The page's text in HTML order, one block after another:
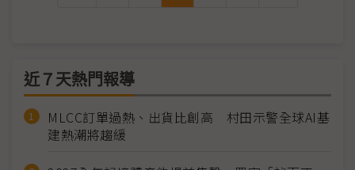
近７天熱門報導
MLCC訂單過熱、出貨比創高 村田示警全球AI基
建熱潮將趨緩